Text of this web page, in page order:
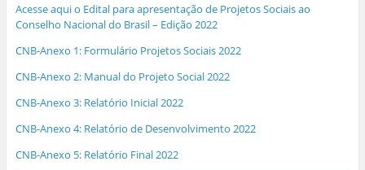
Acesse aqui o Edital para apresentação de Projetos Sociais ao
Conselho Nacional do Brasil – Edição 2022
CNB-Anexo 1: Formulário Projetos Sociais 2022
CNB-Anexo 2: Manual do Projeto Social 2022
CNB-Anexo 3: Relatório Inicial 2022
CNB-Anexo 4: Relatório de Desenvolvimento 2022
CNB-Anexo 5: Relatório Final 2022